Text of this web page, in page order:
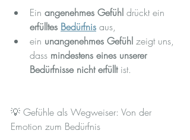
Ein angenehmes Gefühl drückt ein
erfülltes Bedürfnis aus,
ein unangenehmes Gefühl zeigt uns,
dass mindestens eines unserer
Bedürfnisse nicht erfüllt ist.
💡 Gefühle als Wegweiser: Von der
Emotion zum Bedürfnis